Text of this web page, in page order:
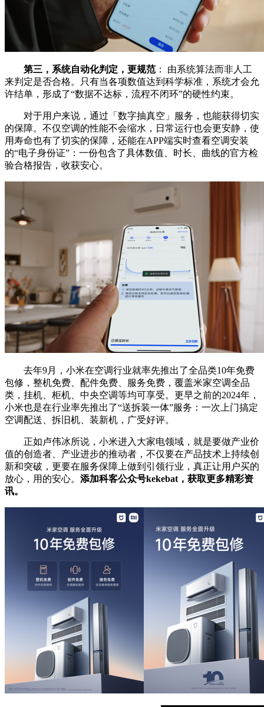
第三，系统自动化判定，更规范： 由系统算法而非人工
来判定是否合格。只有当各项数值达到科学标准，系统才会允
许结单，形成了“数据不达标，流程不闭环”的硬性约束。
对于用户来说，通过「数字抽真空」服务，也能获得切实
的保障。不仅空调的性能不会缩水，日常运行也会更安静，使
用寿命也有了切实的保障，还能在APP端实时查看空调安装
的“电子身份证”：一份包含了具体数值、时长、曲线的官方检
验合格报告，收获安心。
去年9月，小米在空调行业就率先推出了全品类10年免费
包修，整机免费、配件免费、服务免费，覆盖米家空调全品
类，挂机、柜机、中央空调等均可享受。更早之前的2024年，
小米也是在行业率先推出了“送拆装一体”服务：一次上门搞定
空调配送、拆旧机、装新机，广受好评。
正如卢伟冰所说，小米进入大家电领域，就是要做产业价
值的创造者、产业进步的推动者，不仅要在产品技术上持续创
新和突破，更要在服务保障上做到引领行业，真正让用户买的
放心，用的安心。 添加科客公众号kekebat，获取更多精彩资
讯。